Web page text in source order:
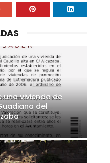
una vivienda de
del